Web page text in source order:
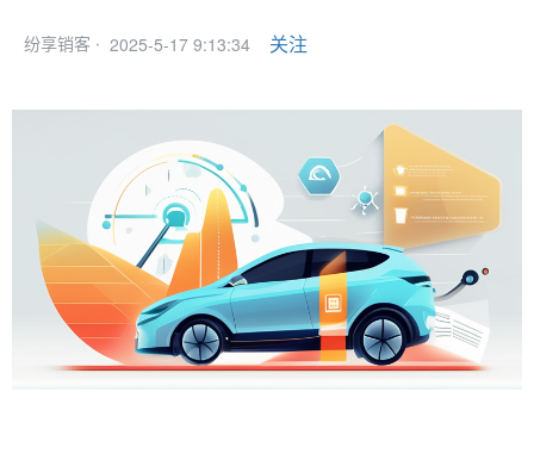
纷享销客 · 2025-5-17 9:13:34 关注